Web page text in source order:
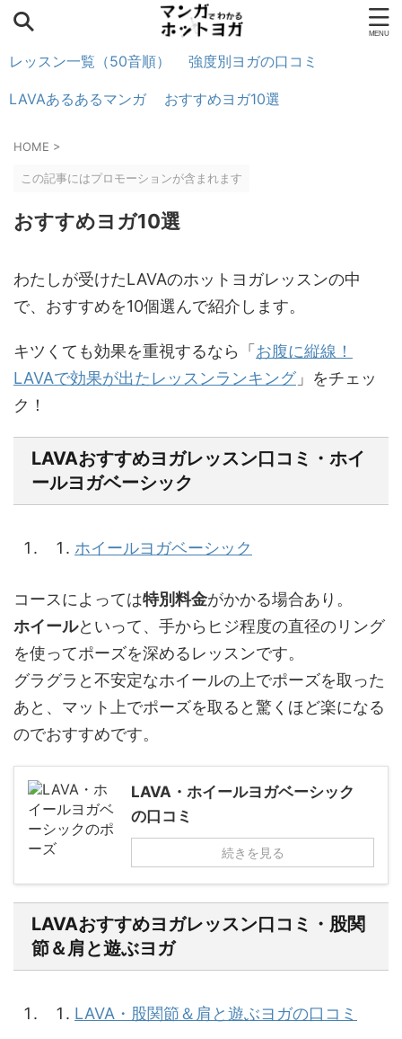
レッスン一覧（50音順） 強度別ヨガの口コミ
LAVAあるあるマンガ おすすめヨガ10選
HOME >
この記事にはプロモーションが含まれます
おすすめヨガ10選
わたしが受けたLAVAのホットヨガレッスンの中
で、おすすめを10個選んで紹介します。
キツくても効果を重視するなら「 お腹に縦線！
LAVAで効果が出たレッスンランキング」をチェッ
ク！
LAVAおすすめヨガレッスン口コミ・ホイ
ールヨガベーシック
ホイールヨガベーシック
コースによっては特別料金がかかる場合あり。
ホイールといって、手からヒジ程度の直径のリング
を使ってポーズを深めるレッスンです。
グラグラと不安定なホイールの上でポーズを取った
あと、マット上でポーズを取ると驚くほど楽になる
のでおすすめです。
LAVA・ホイールヨガベーシック
の口コミ
続きを見る
LAVAおすすめヨガレッスン口コミ・股関
節＆肩と遊ぶヨガ
LAVA・股関節＆肩と遊ぶヨガの口コミ